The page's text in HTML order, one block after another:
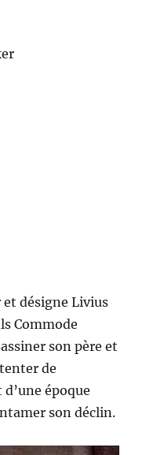
et désigne Livius
Commode
son père et
de
d’une époque
son déclin.